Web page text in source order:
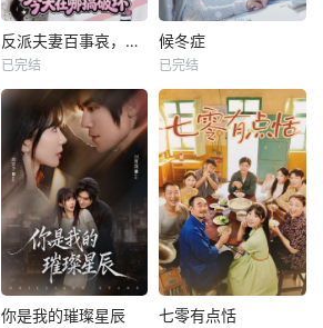
反派夫妻百事哀，今天在哪搞破坏
已完结
候冬症
已完结
你是我的璀璨星辰 七零有点恬